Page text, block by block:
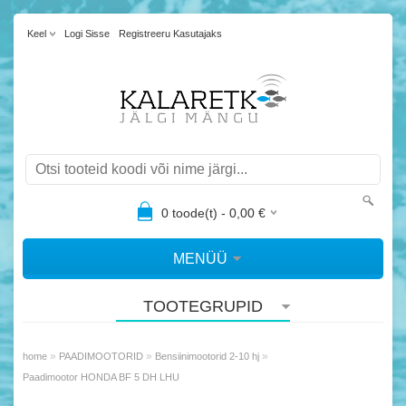
Keel Logi Sisse Registreeru Kasutajaks
0toode(t) - 0,00€
MENÜÜ
TOOTEGRUPID
home » PAADIMOOTORID » Bensiinimootorid 2-10 hj »
Paadimootor HONDA BF 5 DH LHU